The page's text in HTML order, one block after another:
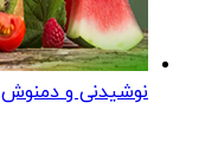
نوشیدنی و دمنوش